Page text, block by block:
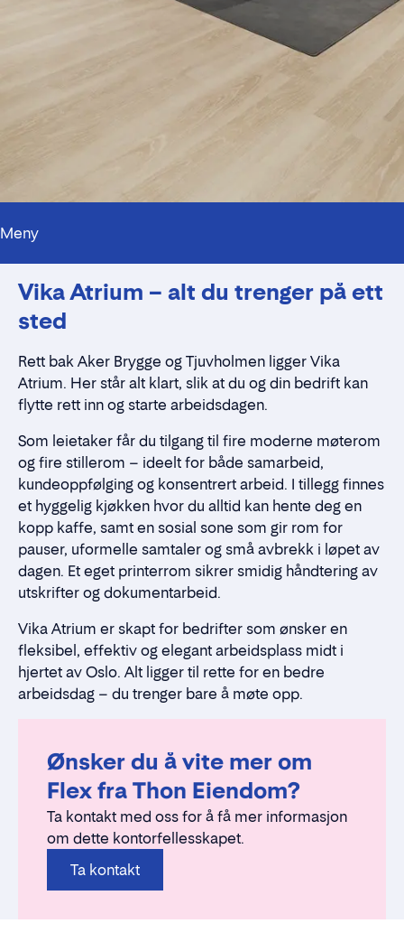
Meny
Beliggenhet
Vika Atrium – alt du trenger på ett
sted
Rett bak Aker Brygge og Tjuvholmen ligger Vika
Atrium. Her står alt klart, slik at du og din bedrift kan
flytte rett inn og starte arbeidsdagen.
Som leietaker får du tilgang til fire moderne møterom
og fire stillerom – ideelt for både samarbeid,
kundeoppfølging og konsentrert arbeid. I tillegg finnes
et hyggelig kjøkken hvor du alltid kan hente deg en
kopp kaffe, samt en sosial sone som gir rom for
pauser, uformelle samtaler og små avbrekk i løpet av
dagen. Et eget printerrom sikrer smidig håndtering av
utskrifter og dokumentarbeid.
Vika Atrium er skapt for bedrifter som ønsker en
fleksibel, effektiv og elegant arbeidsplass midt i
hjertet av Oslo. Alt ligger til rette for en bedre
arbeidsdag – du trenger bare å møte opp.
Ønsker du å vite mer om
Flex fra Thon Eiendom?
Ta kontakt med oss for å få mer informasjon
om dette kontorfellesskapet.
Ta kontakt